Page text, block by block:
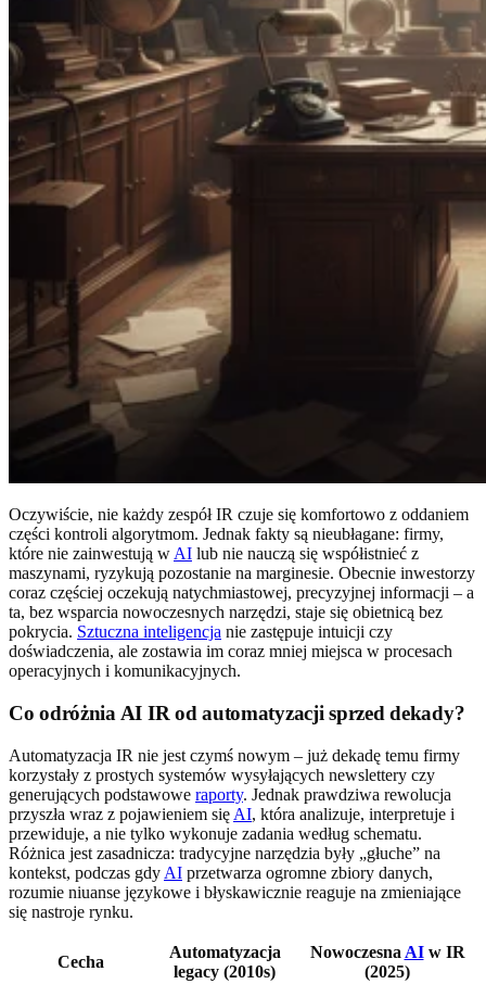
Oczywiście, nie każdy zespół IR czuje się komfortowo z oddaniem
części kontroli algorytmom. Jednak fakty są nieubłagane: firmy,
które nie zainwestują w AI lub nie nauczą się współistnieć z
maszynami, ryzykują pozostanie na marginesie. Obecnie inwestorzy
coraz częściej oczekują natychmiastowej, precyzyjnej informacji – a
ta, bez wsparcia nowoczesnych narzędzi, staje się obietnicą bez
pokrycia. Sztuczna inteligencja nie zastępuje intuicji czy
doświadczenia, ale zostawia im coraz mniej miejsca w procesach
operacyjnych i komunikacyjnych.
Co odróżnia AI IR od automatyzacji sprzed dekady?
Automatyzacja IR nie jest czymś nowym – już dekadę temu firmy
korzystały z prostych systemów wysyłających newslettery czy
generujących podstawowe raporty. Jednak prawdziwa rewolucja
przyszła wraz z pojawieniem się AI, która analizuje, interpretuje i
przewiduje, a nie tylko wykonuje zadania według schematu.
Różnica jest zasadnicza: tradycyjne narzędzia były „głuche” na
kontekst, podczas gdy AI przetwarza ogromne zbiory danych,
rozumie niuanse językowe i błyskawicznie reaguje na zmieniające
się nastroje rynku.
Cecha
Automatyzacja
legacy (2010s)
Nowoczesna AIw IR
(2025)